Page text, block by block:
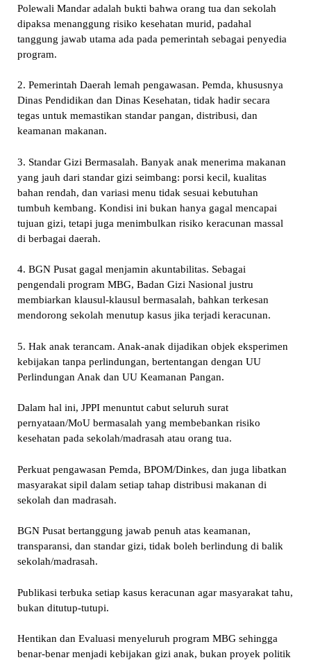
Polewali Mandar adalah bukti bahwa orang tua dan sekolah
dipaksa menanggung risiko kesehatan murid, padahal
tanggung jawab utama ada pada pemerintah sebagai penyedia
program.
2. Pemerintah Daerah lemah pengawasan. Pemda, khususnya
Dinas Pendidikan dan Dinas Kesehatan, tidak hadir secara
tegas untuk memastikan standar pangan, distribusi, dan
keamanan makanan.
3. Standar Gizi Bermasalah. Banyak anak menerima makanan
yang jauh dari standar gizi seimbang: porsi kecil, kualitas
bahan rendah, dan variasi menu tidak sesuai kebutuhan
tumbuh kembang. Kondisi ini bukan hanya gagal mencapai
tujuan gizi, tetapi juga menimbulkan risiko keracunan massal
di berbagai daerah.
4. BGN Pusat gagal menjamin akuntabilitas. Sebagai
pengendali program MBG, Badan Gizi Nasional justru
membiarkan klausul-klausul bermasalah, bahkan terkesan
mendorong sekolah menutup kasus jika terjadi keracunan.
5. Hak anak terancam. Anak-anak dijadikan objek eksperimen
kebijakan tanpa perlindungan, bertentangan dengan UU
Perlindungan Anak dan UU Keamanan Pangan.
Dalam hal ini, JPPI menuntut cabut seluruh surat
pernyataan/MoU bermasalah yang membebankan risiko
kesehatan pada sekolah/madrasah atau orang tua.
Perkuat pengawasan Pemda, BPOM/Dinkes, dan juga libatkan
masyarakat sipil dalam setiap tahap distribusi makanan di
sekolah dan madrasah.
BGN Pusat bertanggung jawab penuh atas keamanan,
transparansi, dan standar gizi, tidak boleh berlindung di balik
sekolah/madrasah.
Publikasi terbuka setiap kasus keracunan agar masyarakat tahu,
bukan ditutup-tutupi.
Hentikan dan Evaluasi menyeluruh program MBG sehingga
benar-benar menjadi kebijakan gizi anak, bukan proyek politik